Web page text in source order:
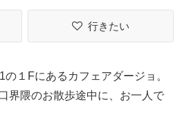
行きたい
１Fにあるカフェアダージョ。
界隈のお散歩途中に、お一人で